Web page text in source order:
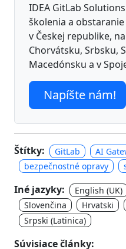
IDEA GitLab
školenia a
v Českej republike,
Chorvátsku, Srbsku,
Macedónsku a v
Napíšte nám!
Štítky: GitLab AI
bezpečnostné opravy
Iné jazyky: English (UK)
Slovenčina
Hrvatski
Srpski (Latinica)
Súvisiace články: